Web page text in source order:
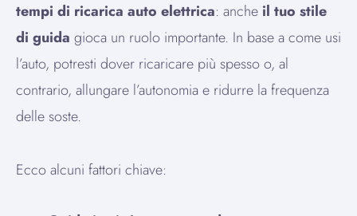
tempi di ricarica auto elettrica: anche il tuo stile
di guida gioca un ruolo importante. In base a come usi
l’auto, potresti dover ricaricare più spesso o, al
contrario, allungare l’autonomia e ridurre la frequenza
delle soste.
Ecco alcuni fattori chiave: